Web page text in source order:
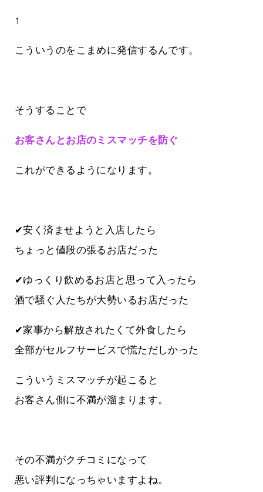
↑
こういうのをこまめに発信するんです。
そうすることで
お客さんとお店のミスマッチを防ぐ
これができるようになります。
✔安く済ませようと入店したら
ちょっと値段の張るお店だった
✔ゆっくり飲めるお店と思って入ったら
酒で騒ぐ人たちが大勢いるお店だった
✔家事から解放されたくて外食したら
全部がセルフサービスで慌ただしかった
こういうミスマッチが起こると
お客さん側に不満が溜まります。
その不満がクチコミになって
悪い評判になっちゃいますよね。